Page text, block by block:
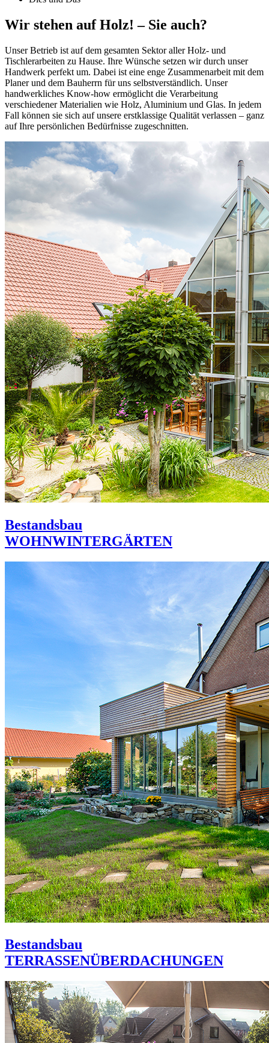
Wir stehen auf Holz! – Sie auch?
Unser Betrieb ist auf dem gesamten Sektor aller Holz- und
Tischlerarbeiten zu Hause. Ihre Wünsche setzen wir durch unser
Handwerk perfekt um. Dabei ist eine enge Zusammenarbeit mit dem
Planer und dem Bauherrn für uns selbstverständlich. Unser
handwerkliches Know-how ermöglicht die Verarbeitung
verschiedener Materialien wie Holz, Aluminium und Glas. In jedem
Fall können sie sich auf unsere erstklassige Qualität verlassen – ganz
auf Ihre persönlichen Bedürfnisse zugeschnitten.
Bestandsbau
WOHNWINTERGÄRTEN
Bestandsbau
TERRASSENÜBERDACHUNGEN